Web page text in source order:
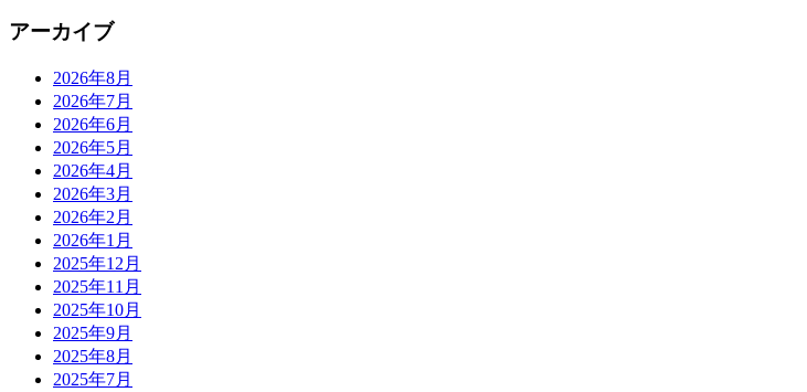
アーカイブ
2026年8月
2026年7月
2026年6月
2026年5月
2026年4月
2026年3月
2026年2月
2026年1月
2025年12月
2025年11月
2025年10月
2025年9月
2025年8月
2025年7月